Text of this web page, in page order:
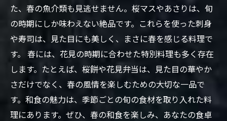
た、春の魚介類も見逃せません。桜マスやあさりは、旬
の時期にしか味わえない絶品です。これらを使った刺身
や寿司は、見た目にも美しく、まさに春を感じる料理で
す。 春には、花見の時期に合わせた特別料理も多く存在
します。たとえば、桜餅や花見弁当は、見た目の華やか
さだけでなく、春の風情を楽しむための大切な一品で
す。和食の魅力は、季節ごとの旬の食材を取り入れた料
理にあります。ぜひ、春の和食を楽しみ、あなたの食卓